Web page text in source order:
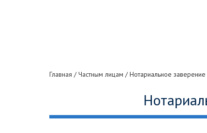
Главная /Частным лицам /Нотариальное